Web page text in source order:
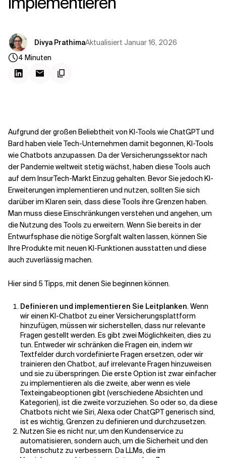
Verwandte Themen
Divya PrathimaAktualisiert Januar 16, 2026
4 Minuten
Aufgrund der großen Beliebtheit von KI-Tools wie ChatGPT und
Bard haben viele Tech-Unternehmen damit begonnen, KI-Tools
wie Chatbots anzupassen. Da der Versicherungssektor nach
der Pandemie weltweit stetig wächst, haben diese Tools auch
auf dem InsurTech-Markt Einzug gehalten. Bevor Sie jedoch KI-
Erweiterungen implementieren und nutzen, sollten Sie sich
darüber im Klaren sein, dass diese Tools ihre Grenzen haben.
Man muss diese Einschränkungen verstehen und angehen, um
die Nutzung des Tools zu erweitern. Wenn Sie bereits in der
Entwurfsphase die nötige Sorgfalt walten lassen, können Sie
Ihre Produkte mit neuen KI-Funktionen ausstatten und diese
auch zuverlässig machen.
Hier sind 5 Tipps, mit denen Sie beginnen können.
Definieren und implementieren Sie Leitplanken. Wenn
wir einen KI-Chatbot zu einer Versicherungsplattform
hinzufügen, müssen wir sicherstellen, dass nur relevante
Fragen gestellt werden. Es gibt zwei Möglichkeiten, dies zu
tun. Entweder wir schränken die Fragen ein, indem wir
Textfelder durch vordefinierte Fragen ersetzen, oder wir
trainieren den Chatbot, auf irrelevante Fragen hinzuweisen
und sie zu überspringen. Die erste Option ist zwar einfacher
zu implementieren als die zweite, aber wenn es viele
Texteingabeoptionen gibt (verschiedene Absichten und
Kategorien), ist die zweite vorzuziehen. So oder so, da diese
Chatbots nicht wie Siri, Alexa oder ChatGPT generisch sind,
ist es wichtig, Grenzen zu definieren und durchzusetzen.
Nutzen Sie es nicht nur, um den Kundenservice zu
automatisieren, sondern auch, um die Sicherheit und den
Datenschutz zu verbessern. Da LLMs, die im